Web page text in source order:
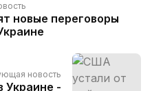
новые переговоры
новость
Украине -